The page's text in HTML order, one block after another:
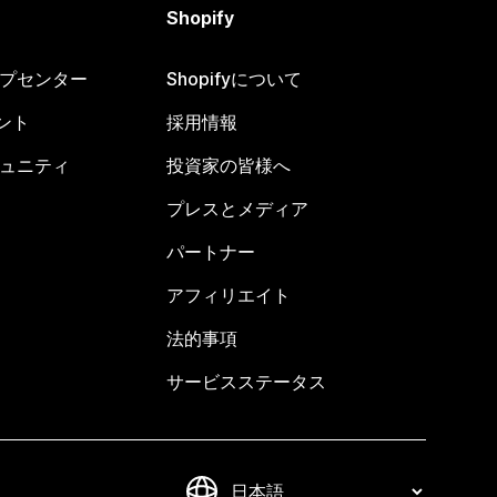
センター
ト
ニティ
Shopify
Shopifyについて
採用情報
投資家の皆様へ
プレスとメディア
パートナー
アフィリエイト
法的事項
サービスステータス